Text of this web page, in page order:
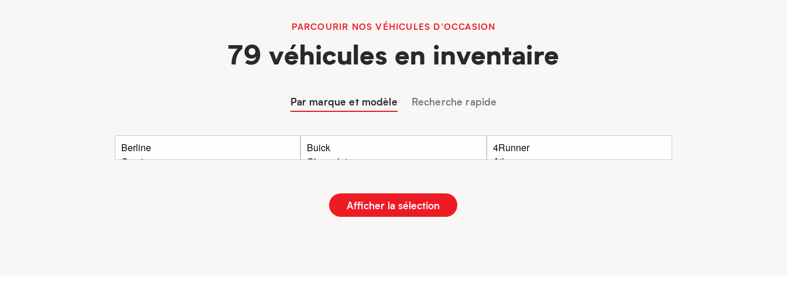
PARCOURIR NOS VÉHICULES D’OCCASION
79 véhicules en inventaire
Par marque et modèle Recherche rapide
Afficher la sélection